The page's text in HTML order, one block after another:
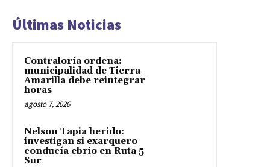
Últimas Noticias
Contraloría ordena:
municipalidad de Tierra
Amarilla debe reintegrar
horas
agosto 7, 2026
Nelson Tapia herido:
investigan si exarquero
conducía ebrio en Ruta 5
Sur